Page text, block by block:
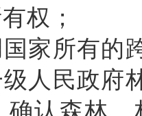
权；
所有的跨
人民政府
确认森林